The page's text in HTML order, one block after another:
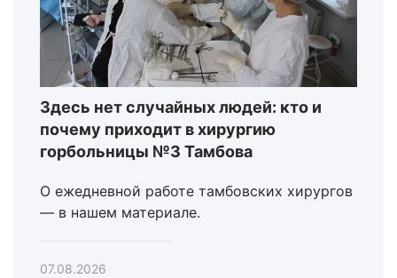
Здесь нет случайных людей: кто и
почему приходит в хирургию
горбольницы №3 Тамбова
О ежедневной работе тамбовских хирургов
— в нашем материале.
07.08.2026